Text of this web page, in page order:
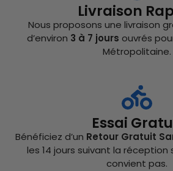
Livraison
Nous proposons une livraison
d’environ 3 à 7 jours ouvrés
Métropolitaine.
Essai
Bénéficiez d’un Retour Gratuit
les 14 jours suivant la réception
convient pas.